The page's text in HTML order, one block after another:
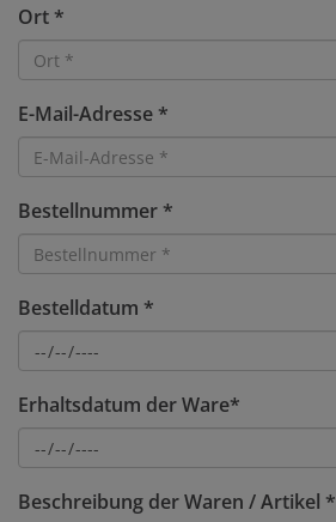
Ort *
E-Mail-Adresse *
Bestellnummer *
Bestelldatum *
Erhaltsdatum der Ware*
Beschreibung der Waren / Artikel *